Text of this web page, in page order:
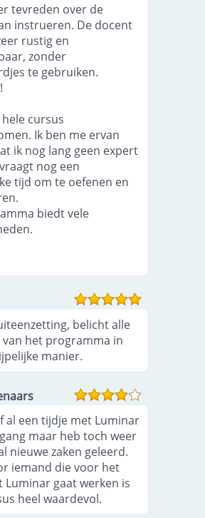
tevreden over de
instrueren. De docent
rustig en
zonder
te gebruiken.
cursus
Ik ben me ervan
ik nog lang geen expert
nog een
tijd om te oefenen en
biedt vele
belicht alle
van het programma in
manier.
al een tijdje met Luminar
maar heb toch weer
nieuwe zaken geleerd.
iemand die voor het
Luminar gaat werken is
heel waardevol.